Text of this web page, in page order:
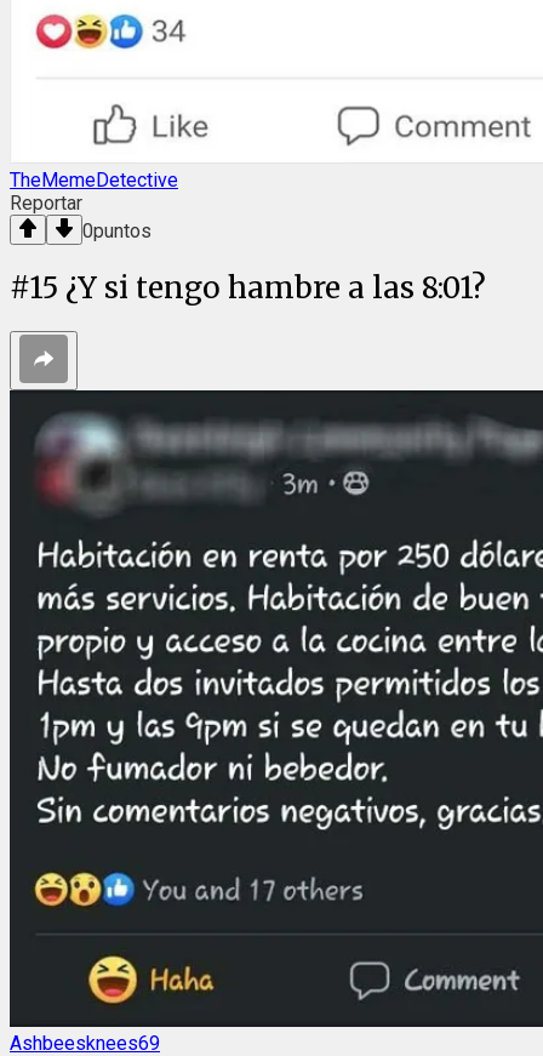
TheMemeDetective
Reportar
0puntos
#15 ¿Y si tengo hambre a las 8:01?
Ashbeesknees69